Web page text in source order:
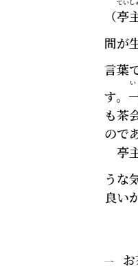
（亭
ていし
間が
言葉
す。
も茶
ので
亭
うな
良い